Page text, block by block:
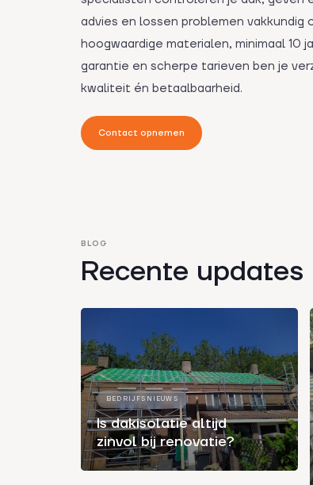
advies en lossen problemen vakkundig
hoogwaardige materialen, minimaal 10
garantie en scherpe tarieven ben je
kwaliteit én betaalbaarheid.
Contact opnemen
BLOG
Recente updates
BEDRIJFSNIEUWS
Is dakisolatie altijd
zinvol bij renovatie?